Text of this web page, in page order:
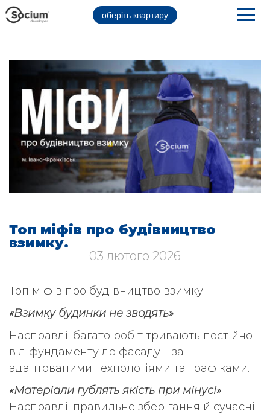
оберіть квартиру
Топ міфів про будівництво
взимку.
03 лютого 2026
Топ міфів про будівництво взимку.
«Взимку будинки не зводять»
Насправді: багато робіт тривають постійно –
від фундаменту до фасаду – за
адаптованими технологіями та графіками.
«Матеріали гублять якість при мінусі»
Насправді: правильне зберігання й сучасні